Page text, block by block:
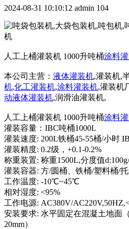
2024-08-31 10:10:12 admin 104
人工上桶灌装机 1000升吨桶涂料
本公司主营： 液体灌装机,灌装机,
机,化工灌装机,涂料灌装机,灌装机
动液体灌装机,润滑油灌装机,
人工上桶灌装机 1000升吨桶涂料
灌装容量：IBC吨桶1000L
灌装速度: 200L铁桶45-55桶/小时
灌装精度: 0.2级，+0.1-0.2%
称重装置: 称重1500L,分度值
灌装容器: 方/圆桶、铁桶/塑料桶/
工作温度: -10℃~45℃
相对湿度: <95%
工作电源: AC380V/
安装要求: 水平固定在混凝土地面
20mm）